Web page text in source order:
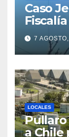
Caso
contra
crimen
7
LOCALES
Pullaro
a Chile